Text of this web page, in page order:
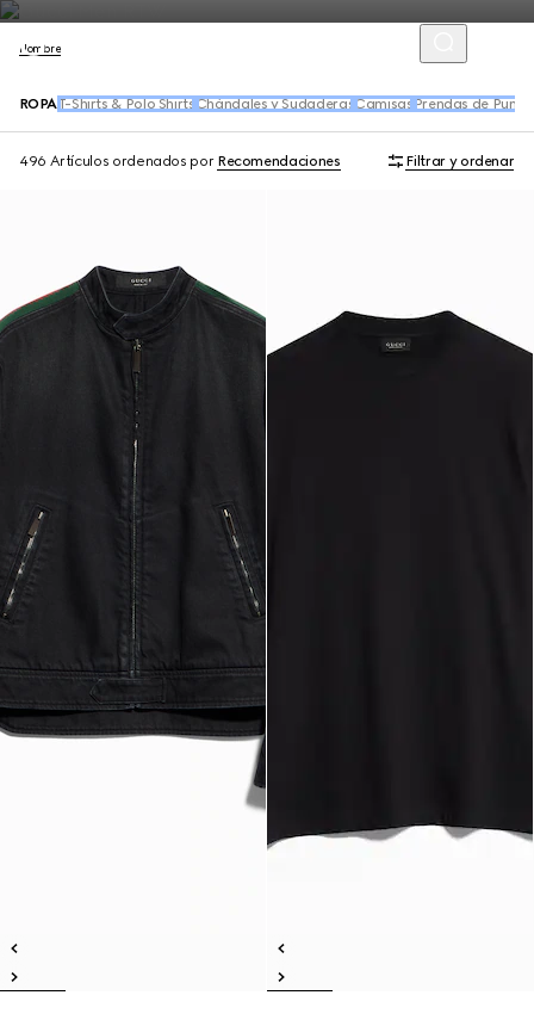
Hombre
ROPAT-Shirts & Polo Shirts Chándales y Sudaderas Camisas Prendas de Punto
496 Artículos ordenados por Recomendaciones Filtrar y ordenar